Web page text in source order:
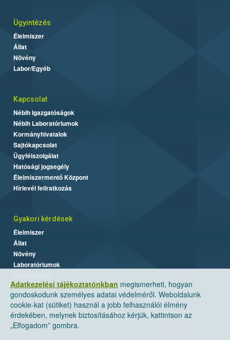
Adatkezelési tájékoztatónkban megismerheti, hogyan
gondoskodunk személyes adatai védelméről. Weboldalunk
cookie-kat (sütiket) használ a jobb felhasználói élmény
érdekében, melynek biztosításához kérjük, kattintson az
„Elfogadom” gombra.
Ügyintézés
Élelmiszer
Állat
Növény
Labor/Egyéb
Kapcsolat
Nébih Igazgatóságok
Nébih Laboratóriumok
Kormányhivatalok
Sajtókapcsolat
Ügyfélszolgálat
Hatósági jogsegély
Élelmiszermentő Központ
Hírlevél feliratkozás
Gyakori kérdések
Élelmiszer
Állat
Növény
Laboratóriumok